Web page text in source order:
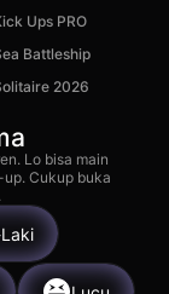
Ups PRO
Battleship
2026
Lo bisa main
Cukup buka